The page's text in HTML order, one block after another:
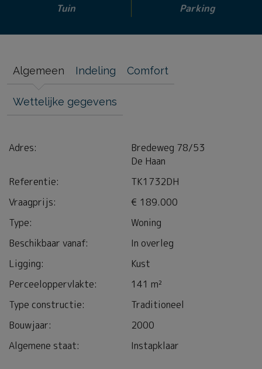
Tuin Parking
Algemeen Indeling Comfort
Wettelijke gegevens
Adres:
Bredeweg 78/53
De Haan
Referentie:
TK1732DH
Vraagprijs:
€ 189.000
Type:
Woning
Beschikbaar vanaf:
In overleg
Ligging:
Kust
Perceeloppervlakte:
141 m²
Type constructie:
Traditioneel
Bouwjaar:
2000
Algemene staat:
Instapklaar